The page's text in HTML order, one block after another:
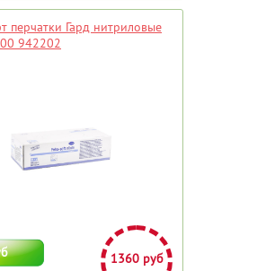
перчатки Гард нитриловые
942202
1360 руб